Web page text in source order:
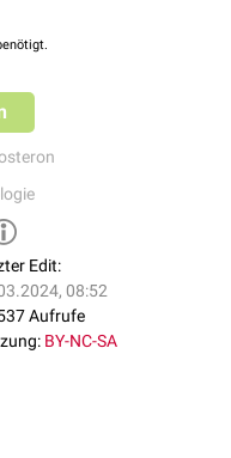
Edit:
08:52
Aufrufe
BY-NC-SA